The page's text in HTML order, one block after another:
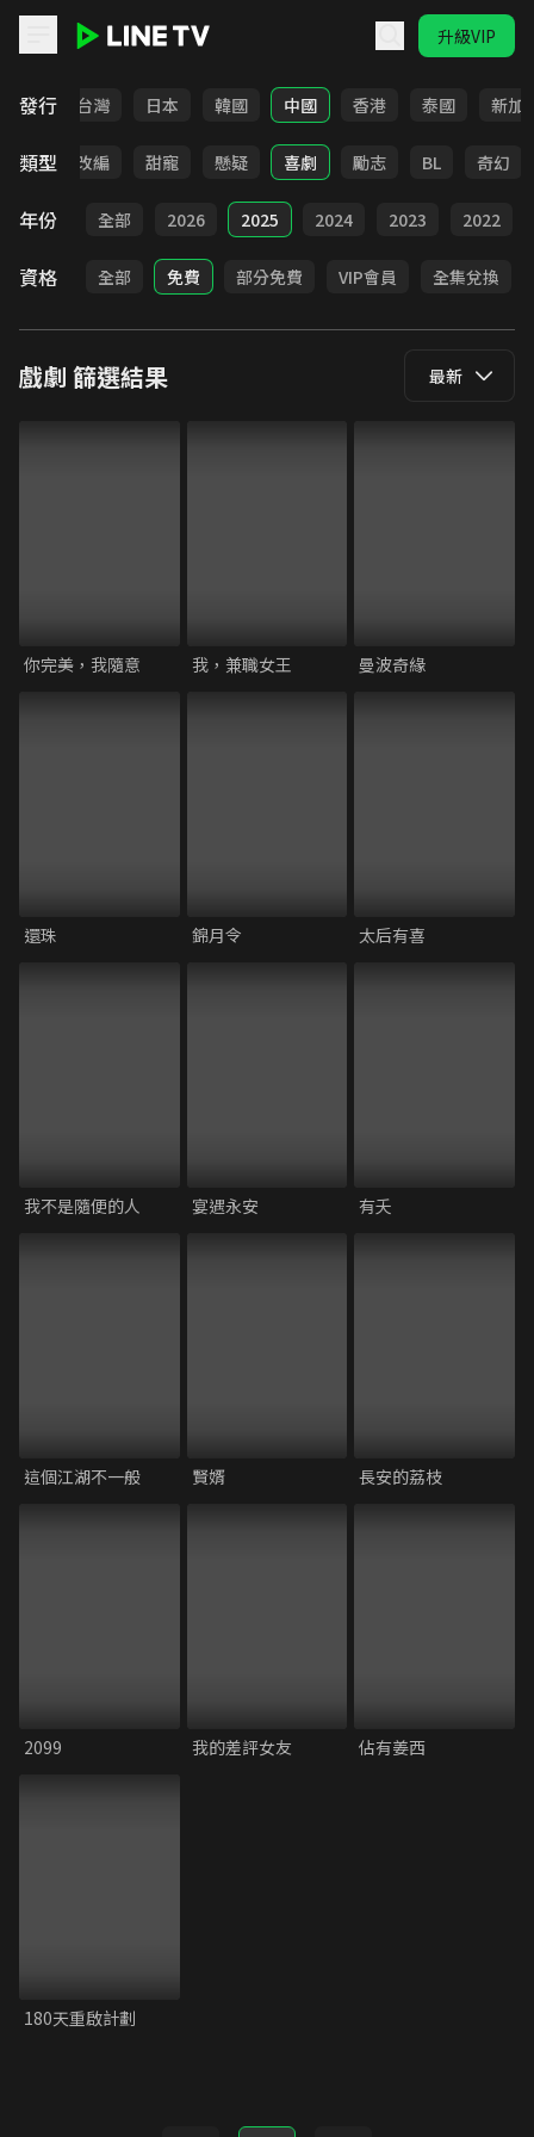
升級VIP
發行
全部 台灣 日本 韓國 中國 香港 泰國 新加
類型
都會 改編 甜寵 懸疑 喜劇 勵志 BL 奇幻
年份 全部 2026 2025 2024 2023 2022
資格 全部 免費 部分免費 VIP會員 全集兌換
戲劇 篩選結果 最新
你完美，我隨意 我，兼職女王 曼波奇緣
還珠 錦月令 太后有喜
我不是隨便的人 宴遇永安 有夭
這個江湖不一般 賢婿 長安的荔枝
2099 我的差評女友 佔有姜西
180天重啟計劃